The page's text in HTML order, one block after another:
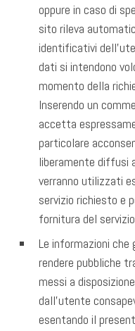
oppure in caso di
sito rileva
identificativi
dati si intendono
momento della
Inserendo un
accetta
particolare
liberamente diffusi
verranno utilizzati
servizio richiesto e
fornitura del
Le informazioni
rendere pubbliche
messi a
dall’utente
esentando il